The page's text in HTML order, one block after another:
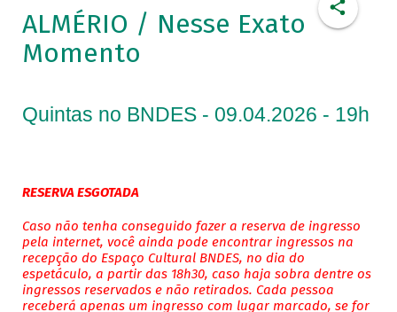
ALMÉRIO / Nesse Exato
Momento
Quintas no BNDES - 09.04.2026 - 19h
RESERVA ESGOTADA
Caso não tenha conseguido fazer a reserva de ingresso
pela internet, você ainda pode encontrar ingressos na
recepção do Espaço Cultural BNDES, no dia do
espetáculo, a partir das 18h30, caso haja sobra dentre os
ingressos reservados e não retirados. Cada pessoa
receberá apenas um ingresso com lugar marcado, se for